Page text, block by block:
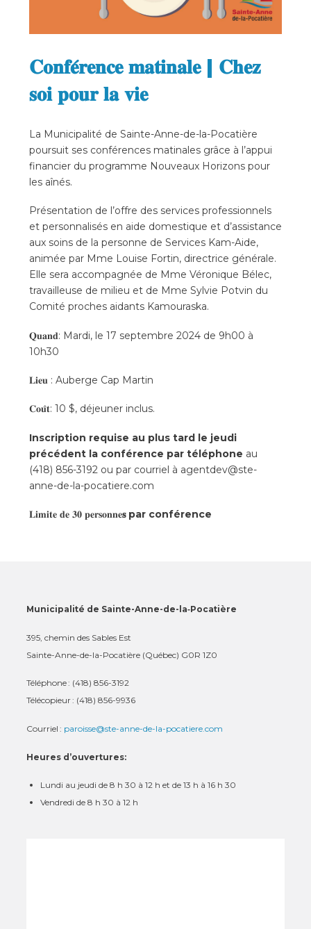
𝐂𝐨𝐧𝐟𝐞́𝐫𝐞𝐧𝐜𝐞 𝐦𝐚𝐭𝐢𝐧𝐚𝐥𝐞 | 𝐂𝐡𝐞𝐳
𝐬𝐨𝐢 𝐩𝐨𝐮𝐫 𝐥𝐚 𝐯𝐢𝐞
La Municipalité de Sainte-Anne-de-la-Pocatière
poursuit ses conférences matinales grâce à l’appui
financier du programme Nouveaux Horizons pour
les aînés.
Présentation de l’offre des services professionnels
et personnalisés en aide domestique et d’assistance
aux soins de la personne de Services Kam-Aide,
animée par Mme Louise Fortin, directrice générale.
Elle sera accompagnée de Mme Véronique Bélec,
travailleuse de milieu et de Mme Sylvie Potvin du
Comité proches aidants Kamouraska.
𝐐𝐮𝐚𝐧𝐝: Mardi, le 17 septembre 2024 de 9h00 à
10h30
𝐋𝐢𝐞𝐮 : Auberge Cap Martin
𝐂𝐨𝐮̂𝐭: 10 $, déjeuner inclus.
Inscription requise au plus tard le jeudi
précédent la conférence par téléphone au
(418) 856-3192 ou par courriel à agentdev@ste-
anne-de-la-pocatiere.com
𝐋𝐢𝐦𝐢𝐭𝐞 𝐝𝐞 𝟑𝟎 𝐩𝐞𝐫𝐬𝐨𝐧𝐧𝐞𝐬 par conférence
Municipalité de Sainte-Anne-de-la‑Pocatière
395, chemin des Sables Est
Sainte-Anne-de-la-Pocatière (Québec) G0R 1Z0
Téléphone : (418) 856-3192
Télécopieur : (418) 856-9936
Courriel : paroisse@ste-anne-de-la-pocatiere.com
Heures d’ouvertures:
Lundi au jeudi de 8 h 30 à 12 h et de 13 h à 16 h 30
Vendredi de 8 h 30 à 12 h